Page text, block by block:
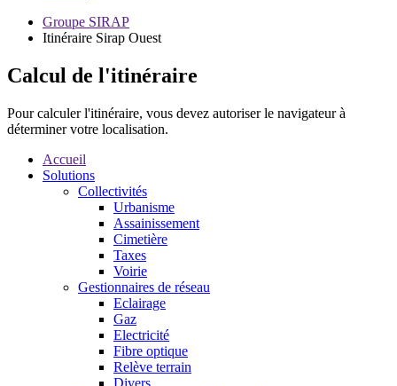
Groupe SIRAP
Itinéraire Sirap Ouest
Calcul de l'itinéraire
Pour calculer l'itinéraire, vous devez autoriser le navigateur à
déterminer votre localisation.
Accueil
Solutions
Collectivités
Urbanisme
Assainissement
Cimetière
Taxes
Voirie
Gestionnaires de réseau
Eclairage
Gaz
Electricité
Fibre optique
Relève terrain
Divers